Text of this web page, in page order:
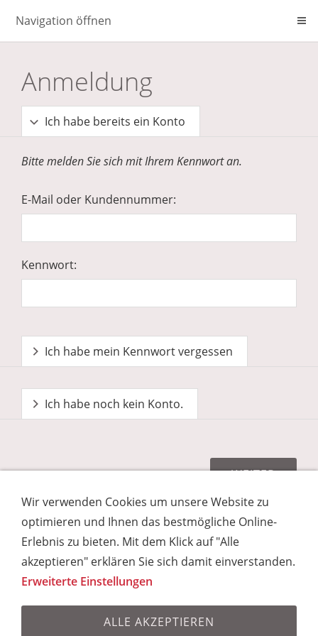
Navigation öffnen
Anmeldung
Ich habe bereits ein Konto
Bitte melden Sie sich mit Ihrem Kennwort an.
E-Mail oder Kundennummer:
Kennwort:
Ich habe mein Kennwort vergessen
Ich habe noch kein Konto.
Impressum Kontakt
Unsere AGB
Datenschutz gem. EU Datenschutz-
Grundverordnung
Datenschutz & Cookies
Newsletter bestellen
FAQ - Häufig gestellte
Fragen
Wir verwenden Cookies um unsere Website zu
optimieren und Ihnen das bestmögliche Online-
Erlebnis zu bieten. Mit dem Klick auf "Alle
akzeptieren" erklären Sie sich damit einverstanden.
Erweiterte Einstellungen
ALLE AKZEPTIEREN